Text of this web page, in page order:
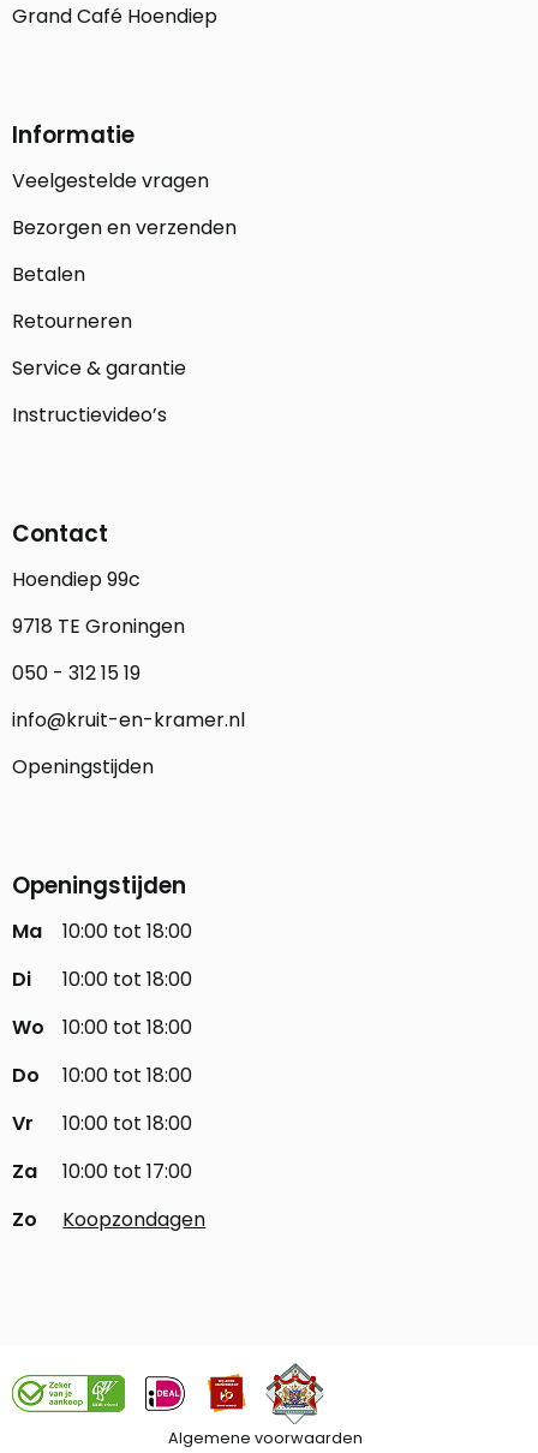
Grand Café Hoendiep
Informatie
Veelgestelde vragen
Bezorgen en verzenden
Betalen
Retourneren
Service & garantie
Instructievideo’s
Contact
Hoendiep 99c
9718 TE Groningen
050 - 312 15 19
info@kruit-en-kramer.nl
Openingstijden
Openingstijden
Ma
10:00 tot 18:00
Di
10:00 tot 18:00
Wo
10:00 tot 18:00
Do
10:00 tot 18:00
Vr
10:00 tot 18:00
Za
10:00 tot 17:00
Zo
Koopzondagen
Algemene voorwaarden